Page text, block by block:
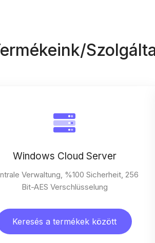
Windows Cloud Server
Verwaltung, %100 Sicherheit, 256
Bit-AES Verschlüsselung
Keresés a termékek között